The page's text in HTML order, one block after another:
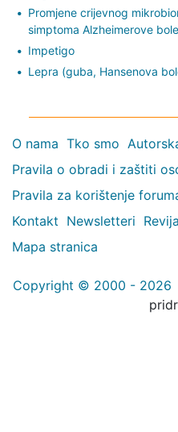
Promjene crijevnog
simptoma Alzheimerove
Impetigo
Lepra (guba, Hansenova
O nama Tko smo
Pravila o obradi i zaštiti
Pravila za korištenje
Kontakt Newsletteri
Mapa stranica
Copyright © 2000 - 2026